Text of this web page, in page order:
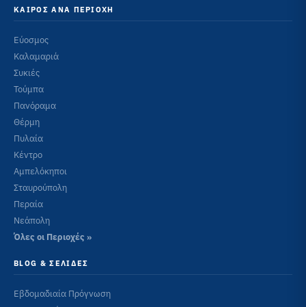
ΚΑΙΡΌΣ ΑΝΆ ΠΕΡΙΟΧΉ
Εύοσμος
Καλαμαριά
Συκιές
Τούμπα
Πανόραμα
Θέρμη
Πυλαία
Κέντρο
Αμπελόκηποι
Σταυρούπολη
Περαία
Νεάπολη
Όλες οι Περιοχές »
BLOG & ΣΕΛΊΔΕΣ
Εβδομαδιαία Πρόγνωση